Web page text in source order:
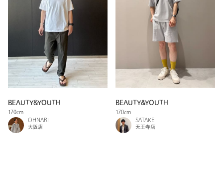
BEAUTY&YOUTH
170cm
OHNARI
大阪店
BEAUTY&YOUTH
170cm
SATAKE
天王寺店